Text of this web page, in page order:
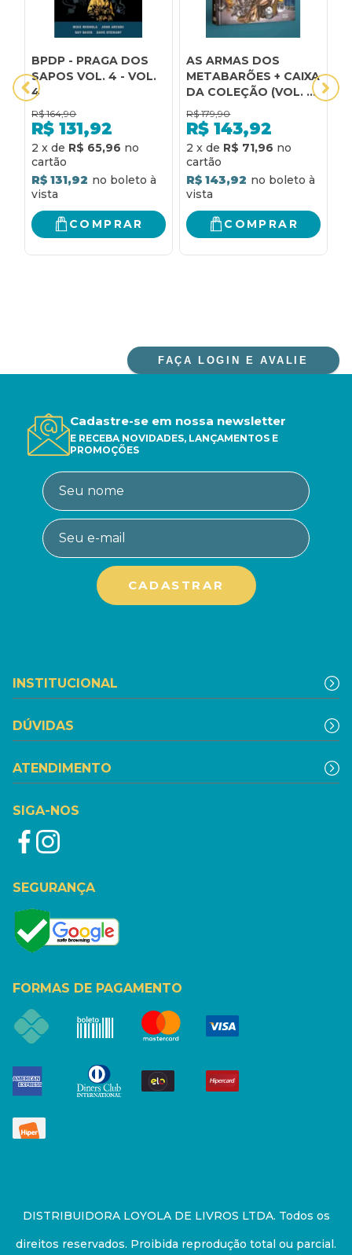
BPDP - PRAGA DOS
SAPOS VOL. 4 - VOL.
4
R$ 164,90
R$ 131,92
2 x de R$ 65,96
R$ 131,92
COMPRAR
AS ARMAS DOS
METABARÕES + CAIXA
DA COLEÇÃO (VOL. 3
DE 3 DA COLEÇÃO
METABARÕES)
R$ 179,90
R$ 143,92
2 x de R$ 71,96
R$ 143,92
COMPRAR
FAÇA LOGIN E AVALIE
Cadastre-se em nossa newsletter
E RECEBA NOVIDADES, LANÇAMENTOS E
PROMOÇÕES
INSTITUCIONAL
DÚVIDAS
ATENDIMENTO
SIGA-NOS
SEGURANÇA
FORMAS DE PAGAMENTO
DISTRIBUIDORA LOYOLA DE LIVROS LTDA. Todos os
direitos reservados. Proibida reprodução total ou parcial.